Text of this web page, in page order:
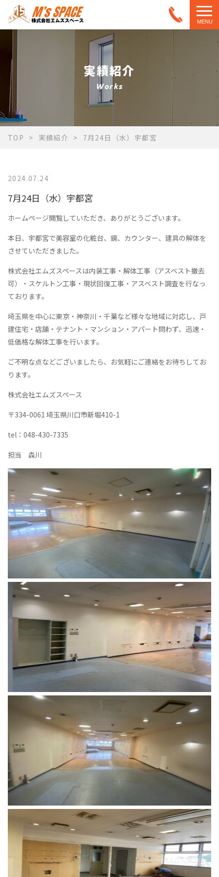
MENU
実績紹介
Works
TOP 実績紹介 7月24日（水）宇都宮
2024.07.24
7月24日（水）宇都宮
ホームページ閲覧していただき、ありがとうございます。
本日、宇都宮で美容室の化粧台、鏡、カウンター、建具の解体を
させていただきました。
株式会社エムズスペースは内装工事・解体工事（アスベスト撤去
可）・スケルトン工事・現状回復工事・アスベスト調査を行なっ
ております。
埼玉県を中心に東京・神奈川・千葉など様々な地域に対応し、戸
建住宅・店舗・テナント・マンション・アパート問わず、迅速・
低価格な解体工事を行います。
ご不明な点などございましたら、お気軽にご連絡をお待ちしてお
ります。
株式会社エムズスペース
〒334-0061 埼玉県川口市新堀410-1
tel：048-430-7335
担当 森川